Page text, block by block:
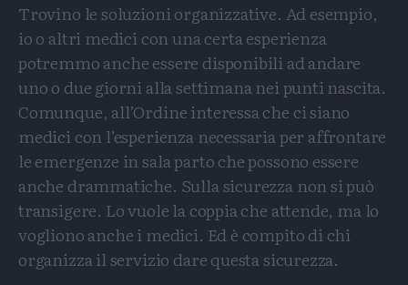
Trovino le soluzioni organizzative. Ad esempio,
io o altri medici con una certa esperienza
potremmo anche essere disponibili ad andare
uno o due giorni alla settimana nei punti nascita.
Comunque, all’Ordine interessa che ci siano
medici con l’esperienza necessaria per affrontare
le emergenze in sala parto che possono essere
anche drammatiche. Sulla sicurezza non si può
transigere. Lo vuole la coppia che attende, ma lo
vogliono anche i medici. Ed è compito di chi
organizza il servizio dare questa sicurezza.